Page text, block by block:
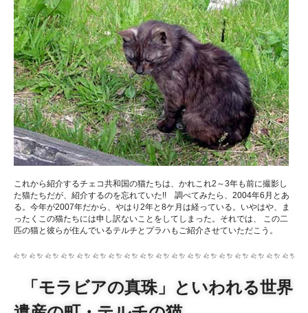
これから紹介するチェコ共和国の猫たちは、かれこれ2～3年も前に撮影し
た猫たちだが、紹介するのを忘れていた!! 調べてみたら、2004年6月とあ
る。今年が2007年だから、やはり2年と8ケ月は経っている。いやはや、ま
ったくこの猫たちには申し訳ないことをしてしまった。それでは、 この二
匹の猫と彼らが住んでいるテルチとプラハもご紹介させていただこう。
「モラビアの真珠」といわれる世界